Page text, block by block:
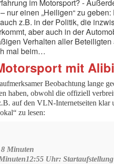
im Motorsport? -
nur einen „Heiligen“ zu
z.B. in der Politik, die
aber auch in der
Verhalten aller
mal beim…
mit
Beobachtung lange
haben, obwohl die offiziell
auf den VLN-Internetseiten
zu lesen:
Minuten
Uhr: